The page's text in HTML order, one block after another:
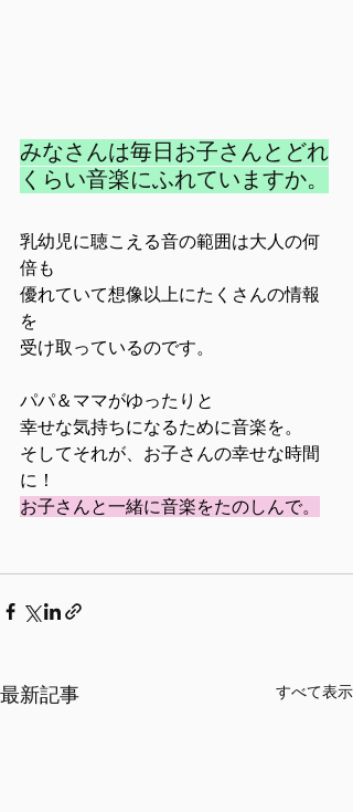
みなさんは毎日お子さんとどれ
くらい音楽にふれていますか。
乳幼児に聴こえる音の範囲は大人の何
倍も
優れていて想像以上にたくさんの情報
を
受け取っているのです。
パパ＆ママがゆったりと
幸せな気持ちになるために音楽を。
そしてそれが、お子さんの幸せな時間
に！
お子さんと一緒に音楽をたのしんで。
最新記事 すべて表示